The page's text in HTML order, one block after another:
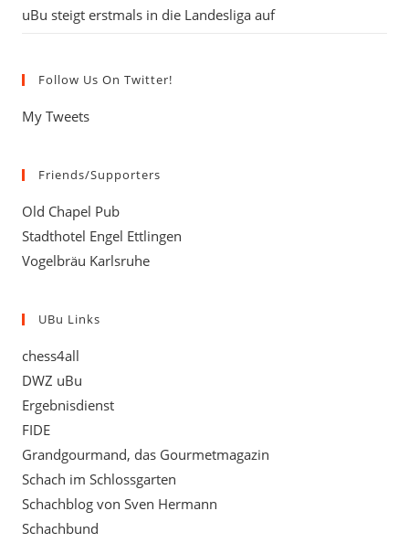
uBu steigt erstmals in die Landesliga auf
Follow Us On Twitter!
My Tweets
Friends/Supporters
Old Chapel Pub
Stadthotel Engel Ettlingen
Vogelbräu Karlsruhe
UBu Links
chess4all
DWZ uBu
Ergebnisdienst
FIDE
Grandgourmand, das Gourmetmagazin
Schach im Schlossgarten
Schachblog von Sven Hermann
Schachbund